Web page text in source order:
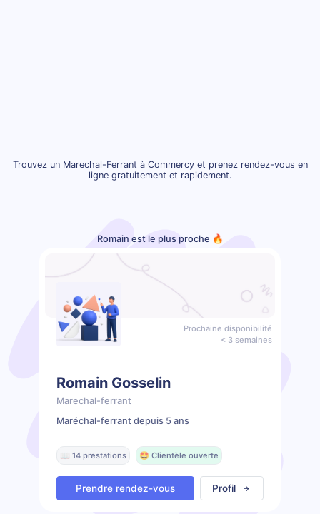
Trouvez un Marechal-Ferrant à Commercy et prenez rendez-vous en
ligne gratuitement et rapidement.
Romain est le plus proche 🔥
Prochaine disponibilité
< 3 semaines
Romain Gosselin
Marechal-ferrant
Maréchal-ferrant depuis 5 ans
📖 14 prestations 🤩 Clientèle ouverte
Prendre rendez-vous Profil